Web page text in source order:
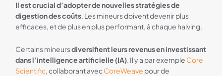
Il est crucial d’adopter de nouvelles stratégies de
digestion des coûts. Les mineurs doivent devenir plus
efficaces, et de plus en plus performant, à chaque halving.
Certains mineursdiversifient leurs revenus en investissant
dans l’intelligence artificielle (IA). Il y a par exemple Core
Scientific, collaborant avecCoreWeave pour de